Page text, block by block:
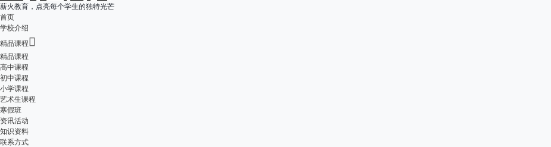
薪火教育，点亮每个学生的独特光芒
首页
学校介绍
精品课程
精品课程
高中课程
初中课程
小学课程
艺术生课程
寒假班
资讯活动
知识资料
联系方式